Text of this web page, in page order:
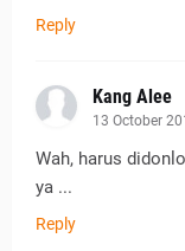
Reply
Kang Alee
13 October
Wah, harus
ya ...
Reply